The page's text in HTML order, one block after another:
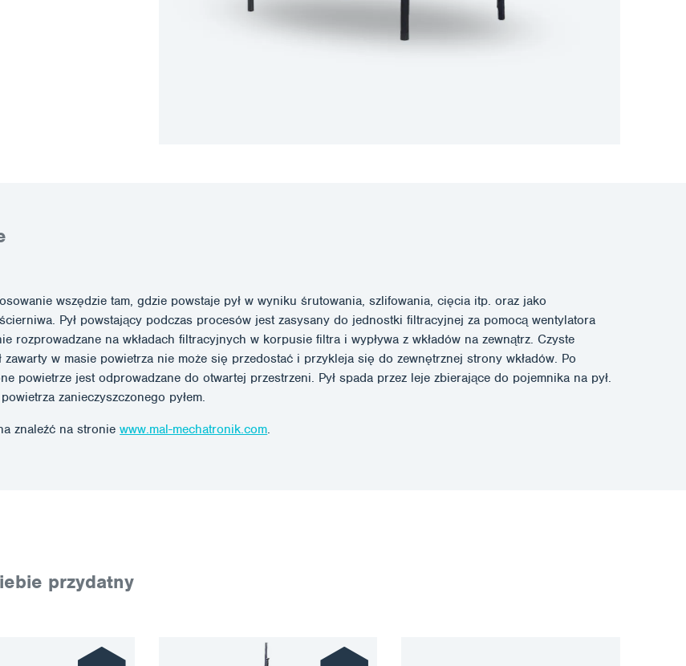
wszędzie tam, gdzie powstaje pył w wyniku śrutowania, szlifowania, cięcia itp. oraz jako
Pył powstający podczas procesów jest zasysany do jednostki filtracyjnej za pomocą wentylatora
rozprowadzane na wkładach filtracyjnych w korpusie filtra i wypływa z wkładów na zewnątrz. Czyste
zawarty w masie powietrza nie może się przedostać i przykleja się do zewnętrznej strony wkładów. Po
powietrze jest odprowadzane do otwartej przestrzeni. Pył spada przez leje zbierające do pojemnika na pył.
zanieczyszczonego pyłem.
znaleźć na stroniewww.mal-mechatronik.com.
przydatny